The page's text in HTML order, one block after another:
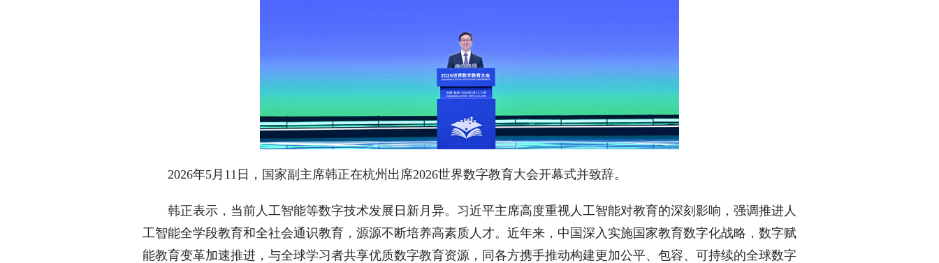
2026年5月11日，国家副主席韩正在杭州出席2026世界数字教育大会开幕式并致辞。
韩正表示，当前人工智能等数字技术发展日新月异。习近平主席高度重视人工智能对教育的深刻影响，强调推进人
工智能全学段教育和全社会通识教育，源源不断培养高素质人才。近年来，中国深入实施国家教育数字化战略，数字赋
能教育变革加速推进，与全球学习者共享优质数字教育资源，同各方携手推动构建更加公平、包容、可持续的全球数字